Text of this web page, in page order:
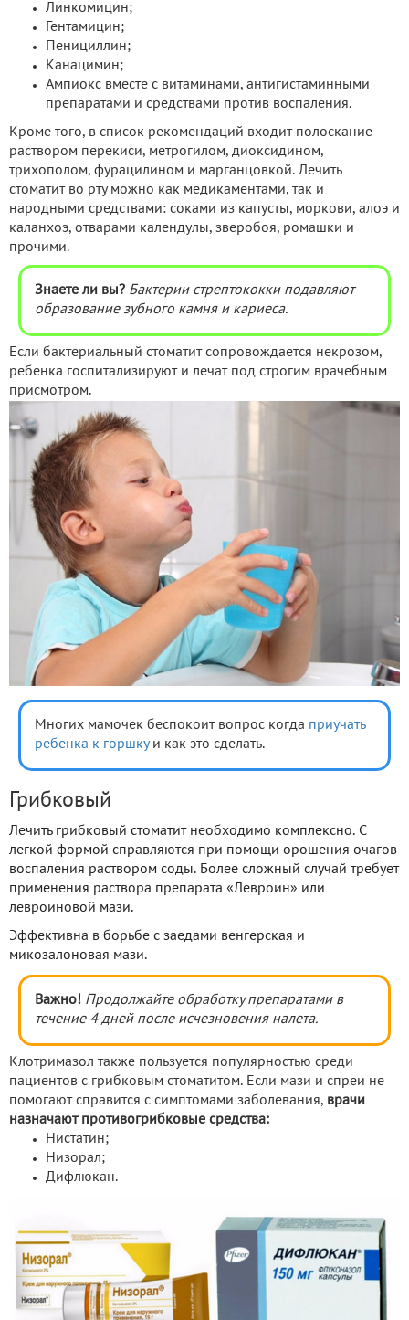
Линкомицин;
Гентамицин;
Пенициллин;
Канацимин;
Ампиокс вместе с витаминами, антигистаминными
препаратами и средствами против воспаления.
Кроме того, в список рекомендаций входит полоскание
раствором перекиси, метрогилом, диоксидином,
трихополом, фурацилином и марганцовкой. Лечить
стоматит во рту можно как медикаментами, так и
народными средствами: соками из капусты, моркови, алоэ и
каланхоэ, отварами календулы, зверобоя, ромашки и
прочими.
Знаете ли вы? Бактерии стрептококки подавляют
образование зубного камня и кариеса.
Если бактериальный стоматит сопровождается некрозом,
ребенка госпитализируют и лечат под строгим врачебным
присмотром.
Многих мамочек беспокоит вопрос когда приучать
ребенка к горшкуи как это сделать.
Грибковый
Лечить грибковый стоматит необходимо комплексно. С
легкой формой справляются при помощи орошения очагов
воспаления раствором соды. Более сложный случай требует
применения раствора препарата «Левроин» или
левроиновой мази.
Эффективна в борьбе с заедами венгерская и
микозалоновая мази.
Важно! Продолжайте обработку препаратами в
течение 4 дней после исчезновения налета.
Клотримазол также пользуется популярностью среди
пациентов с грибковым стоматитом. Если мази и спреи не
помогают справится с симптомами заболевания, врачи
назначают противогрибковые средства:
Нистатин;
Низорал;
Дифлюкан.